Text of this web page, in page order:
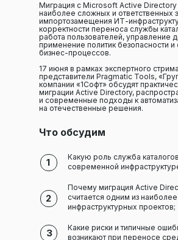
Что обсудим
Какую роль служба
современной
Почему миграция Active
считается одним из
инфраструктурных проектов;
Какие риски и типичные
возникают при переносе
1
2
3
Миграция с Microsoft Active
наиболее сложных и ответственных
импортозамещения ИТ-
корректности переноса службы
работа пользователей, управление
применение политик безопасности и
бизнес-процессов.
17 июня в рамках экспертного стрима
представители Pragmatic Tools,
компании «1Софт» обсудят
миграции Active Directory,
и современные подходы к
на отечественные решения.